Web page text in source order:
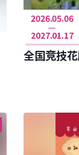
2026.05.06
2027.01.17
全国竞技